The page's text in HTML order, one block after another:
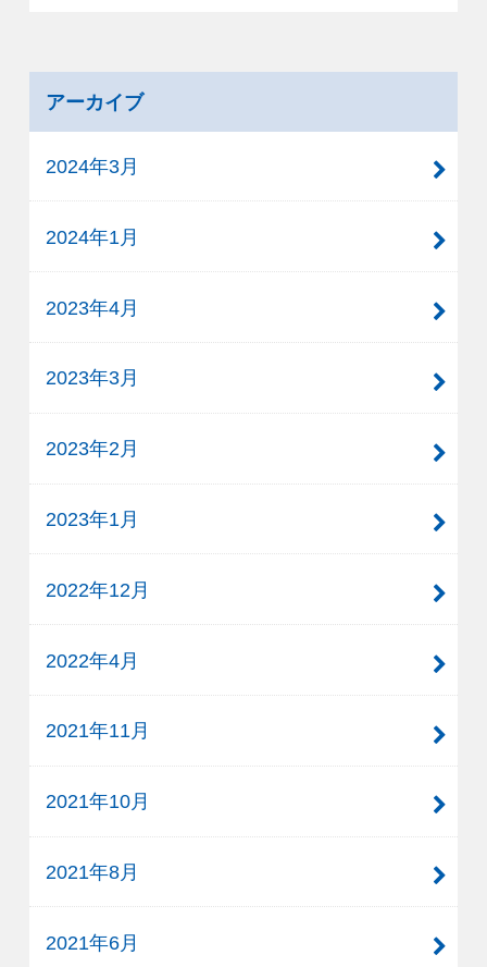
アーカイブ
2024年3月
2024年1月
2023年4月
2023年3月
2023年2月
2023年1月
2022年12月
2022年4月
2021年11月
2021年10月
2021年8月
2021年6月